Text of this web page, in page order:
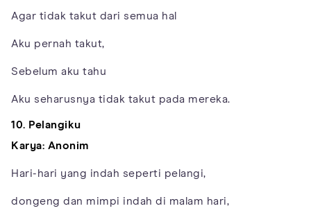
Agar tidak takut dari semua hal
Aku pernah takut,
Sebelum aku tahu
Aku seharusnya tidak takut pada mereka.
10. Pelangiku
Karya: Anonim
Hari-hari yang indah seperti pelangi,
dongeng dan mimpi indah di malam hari,